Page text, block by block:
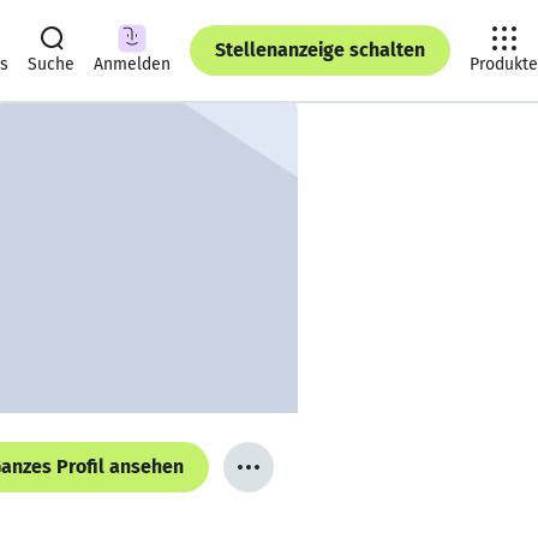
Suche Anmelden
Stellenanzeige schalten
Produkte
Profil ansehen